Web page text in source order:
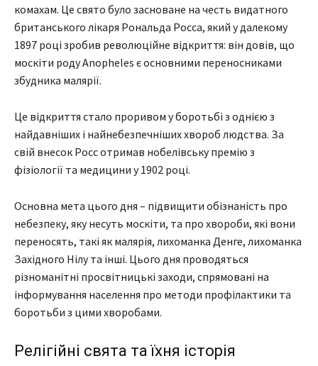
комахам. Це свято було засноване на честь видатного
британського лікаря Рональда Росса, який у далекому
1897 році зробив революційне відкриття: він довів, що
москіти роду Anopheles є основними переносниками
збудника малярії.
Це відкриття стало проривом у боротьбі з однією з
найдавніших і найнебезпечніших хвороб людства. За
свій внесок Росс отримав нобелівську премію з
фізіології та медицини у 1902 році.
Основна мета цього дня – підвищити обізнаність про
небезпеку, яку несуть москіти, та про хвороби, які вони
переносять, такі як малярія, лихоманка Денге, лихоманка
Західного Нілу та інші. Цього дня проводяться
різноманітні просвітницькі заходи, спрямовані на
інформування населення про методи профілактики та
боротьби з цими хворобами.
Релігійні свята та їхня історія